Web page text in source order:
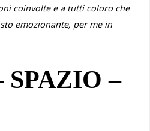
coinvolte e a tutti coloro che
emozionante, per me in
SPAZIO –